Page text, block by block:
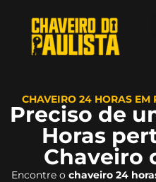
CHAVEIRO 24 HORAS
Preciso de
Horas
Chaveiro
Encontre o chaveiro 24